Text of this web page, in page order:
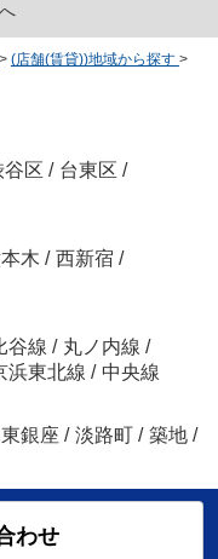
> (店舗(賃貸))地域から探す >
谷区 / 台東区 /
木 / 西新宿 /
谷線 / 丸ノ内線 /
浜東北線 / 中央線
東銀座 / 淡路町 / 築地 /
わせ